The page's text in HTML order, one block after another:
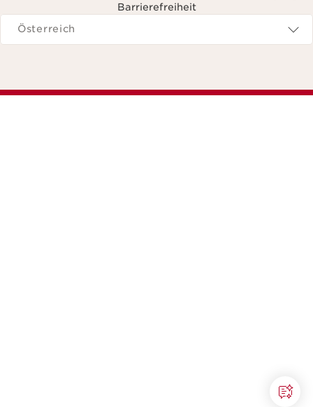
Barrierefreiheit
Navigieren zu
Österreich